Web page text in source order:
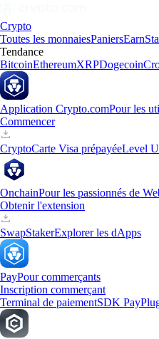
Crypto
Toutes les monnaiesPaniersEarn
Tendance
BitcoinEthereumXRPDogecoin
Application Crypto.comPour les
Commencer
CryptoCarte Visa prépayéeLevel
OnchainPour les passionnés de
Obtenir l'extension
SwapStakerExplorer les dApps
PayPour commerçants
Inscription commerçant
Terminal de paiementSDK Pay